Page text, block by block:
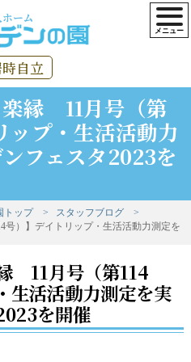
ーム
時自立
楽縁 11月号（第
ップ・生活活動力
フェスタ2023を
トップ
スタッフブログ
号）】デイトリップ・生活活動力測定を
11月号（第114
生活活動力測定を実
を開催